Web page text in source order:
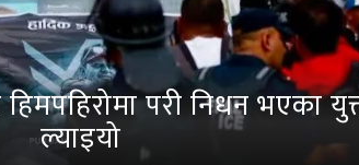
परी निधन भएका
ल्याइयो